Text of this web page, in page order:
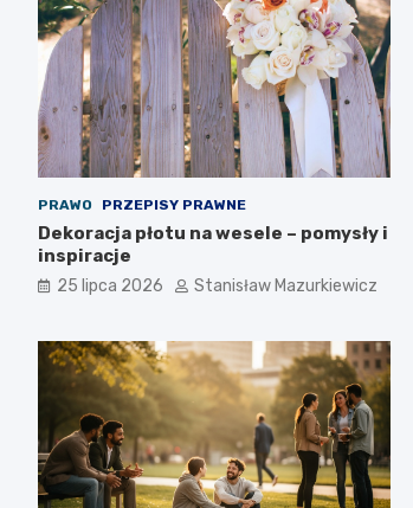
PRAWO PRZEPISY PRAWNE
Dekoracja płotu na wesele – pomysły i
inspiracje
25 lipca 2026 Stanisław Mazurkiewicz